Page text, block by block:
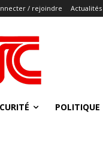
/ rejoindre Actualités
POLITIQUE